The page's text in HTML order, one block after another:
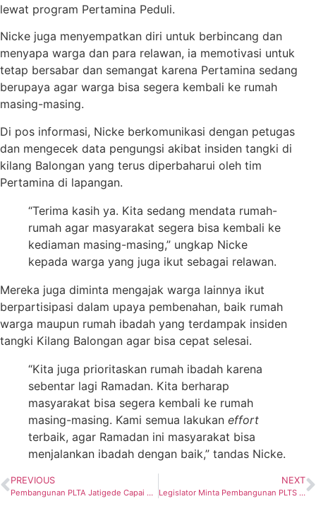
lewat program Pertamina Peduli.
Nicke juga menyempatkan diri untuk berbincang dan
menyapa warga dan para relawan, ia memotivasi untuk
tetap bersabar dan semangat karena Pertamina sedang
berupaya agar warga bisa segera kembali ke rumah
masing-masing.
Di pos informasi, Nicke berkomunikasi dengan petugas
dan mengecek data pengungsi akibat insiden tangki di
kilang Balongan yang terus diperbaharui oleh tim
Pertamina di lapangan.
“Terima kasih ya. Kita sedang mendata rumah-
rumah agar masyarakat segera bisa kembali ke
kediaman masing-masing,” ungkap Nicke
kepada warga yang juga ikut sebagai relawan.
Mereka juga diminta mengajak warga lainnya ikut
berpartisipasi dalam upaya pembenahan, baik rumah
warga maupun rumah ibadah yang terdampak insiden
tangki Kilang Balongan agar bisa cepat selesai.
“Kita juga prioritaskan rumah ibadah karena
sebentar lagi Ramadan. Kita berharap
masyarakat bisa segera kembali ke rumah
masing-masing. Kami semua lakukan effort
terbaik, agar Ramadan ini masyarakat bisa
menjalankan ibadah dengan baik,” tandas Nicke.
PREVIOUS
Pembangunan PLTA Jatigede Capai 85%, Bukti PLN Tingkatkan Pemanfaatan EBT
NEXT
Legislator Minta Pembangunan PLTS di Citeureup Dikaji Ulang